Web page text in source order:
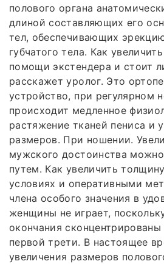
полового органа
длиной составляющих его
тел, обеспечивающих
губчатого тела. Как
помощи экстендера и стоит
расскажет уролог. Это
устройство, при регулярном
происходит медленное
растяжение тканей пениса и
размеров. При ношении.
мужского достоинства
путем. Как увеличить
условиях и оперативными
члена особого значения в
женщины не играет,
окончания
первой трети. В настоящее
увеличения размеров